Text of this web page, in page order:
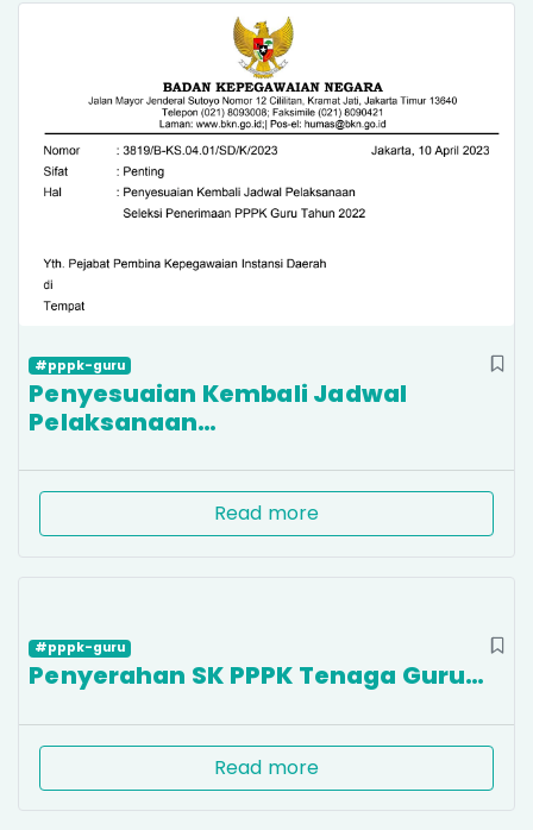
#pppk-guru
Penyesuaian Kembali Jadwal
Pelaksanaan…
Read more
#pppk-guru
Penyerahan SK PPPK Tenaga Guru…
Read more